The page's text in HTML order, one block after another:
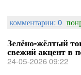
комментарии: 0
Зелёно‑жёлтый
свежий акцент в
24-05-2026 09:22